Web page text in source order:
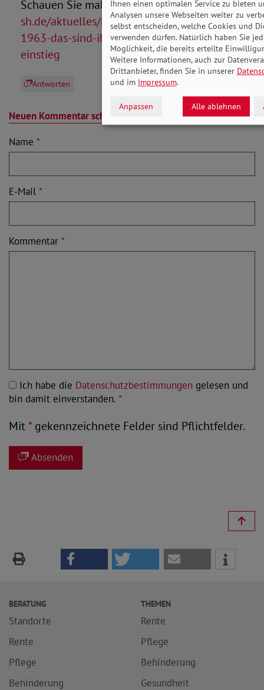
Schauen Sie mal hier rein:https://www.sovd-
sh.de/aktuelles/meldung/rente-mit-jahrgang-
1963-das-sind-ihre-moeglichkeiten-zum-
einstieg
Antworten
Neuen Kommentar schreiben
Name *
E-Mail *
Kommentar *
Ich habe die Datenschutzbestimmungen gelesen und
bin damit einverstanden. *
Mit*gekennzeichnete Felder sind Pflichtfelder.
Absenden
BERATUNG
Standorte
Rente
Pflege
Behinderung
THEMEN
Rente
Pflege
Behinderung
Gesundheit
Ihnen einen optimalen Service zu bieten
Analysen unsere Webseiten weiter zu
selbst entscheiden, welche Cookies und
verwenden dürfen. Natürlich haben Sie
Möglichkeit, die bereits erteilte
Weitere Informationen, auch zur
Drittanbieter, finden Sie in unserer
und im Impressum.
Anpassen Alle ablehnen